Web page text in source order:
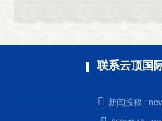
联系云顶国
新闻投稿 :